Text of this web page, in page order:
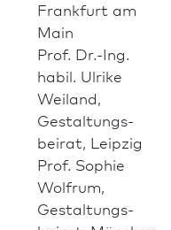
Frank­furt am
Main
Prof. Dr.-Ing.
habil. Ulrike
Weiland,
Gestaltungs­
beirat, Leipzig
Prof. Sophie
Wolfrum,
Gestaltungs­